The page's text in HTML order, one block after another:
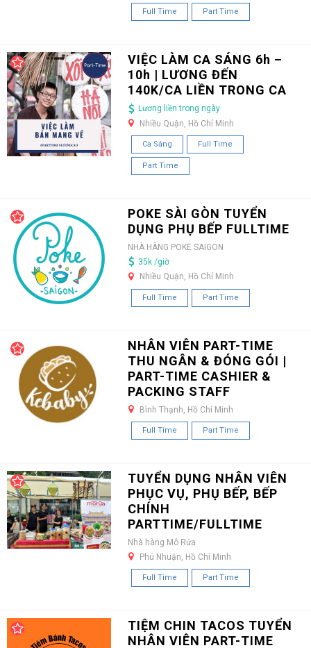
Full Time Part Time
VIỆC LÀM CA SÁNG 6h –
10h | LƯƠNG ĐẾN
140K/CA LIỀN TRONG CA
Lương liền trong ngày
Nhiều Quận, Hồ Chí Minh
Ca Sáng Full Time
Part Time
POKE SÀI GÒN TUYỂN
DỤNG PHỤ BẾP FULLTIME
NHÀ HÀNG POKE SAIGON
35k /giờ
Nhiều Quận, Hồ Chí Minh
Full Time Part Time
NHÂN VIÊN PART-TIME
THU NGÂN & ĐÓNG GÓI |
PART-TIME CASHIER &
PACKING STAFF
Bình Thạnh, Hồ Chí Minh
Full Time Part Time
TUYỂN DỤNG NHÂN VIÊN
PHỤC VỤ, PHỤ BẾP, BẾP
CHÍNH
PARTTIME/FULLTIME
Nhà hàng Mô Rứa
Phú Nhuận, Hồ Chí Minh
Full Time Part Time
TIỆM CHIN TACOS TUYỂN
NHÂN VIÊN PART-TIME